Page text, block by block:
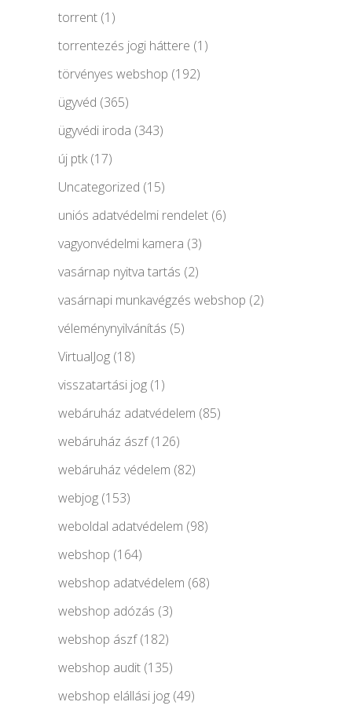
torrent (1)
torrentezés jogi háttere (1)
törvényes webshop (192)
ügyvéd (365)
ügyvédi iroda (343)
új ptk(17)
Uncategorized (15)
uniós adatvédelmi rendelet (6)
vagyonvédelmi kamera (3)
vasárnap nyitva tartás (2)
vasárnapi munkavégzés webshop (2)
véleménynyilvánítás (5)
VirtualJog (18)
visszatartási jog (1)
webáruház adatvédelem (85)
webáruház ászf(126)
webáruház védelem (82)
webjog (153)
weboldal adatvédelem (98)
webshop (164)
webshop adatvédelem (68)
webshop adózás (3)
webshop ászf(182)
webshop audit (135)
webshop elállási jog (49)